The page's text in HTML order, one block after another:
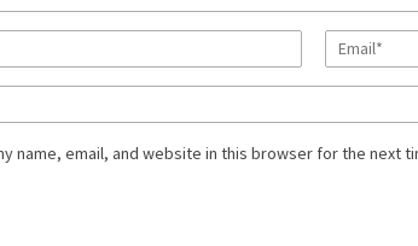
name, email, and website in this browser for the next